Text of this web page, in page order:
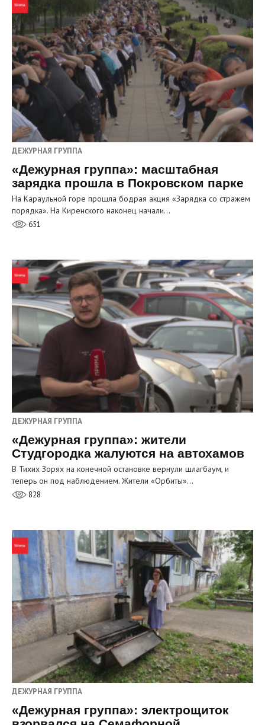
ДЕЖУРНАЯ ГРУППА
«Дежурная группа»: масштабная
зарядка прошла в Покровском парке
На Караульной горе прошла бодрая акция «Зарядка со стражем
порядка». На Киренского наконец начали…
651
ДЕЖУРНАЯ ГРУППА
«Дежурная группа»: жители
Студгородка жалуются на автохамов
В Тихих Зорях на конечной остановке вернули шлагбаум, и
теперь он под наблюдением. Жители «Орбиты»…
828
ДЕЖУРНАЯ ГРУППА
«Дежурная группа»: электрощиток